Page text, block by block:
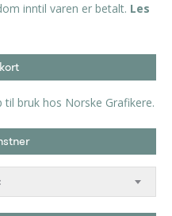
inntil varen er betalt. Les
bruk hos Norske Grafikere.